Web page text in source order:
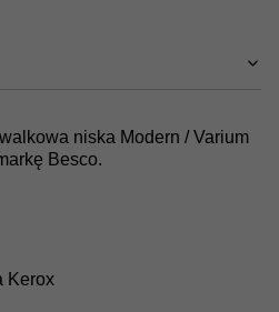
niska Modern / Varium
Besco.
Kerox